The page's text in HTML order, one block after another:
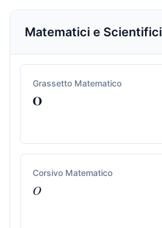
Matematici e Scientifici
Grassetto Matematico
𝐎
Corsivo Matematico
𝑂